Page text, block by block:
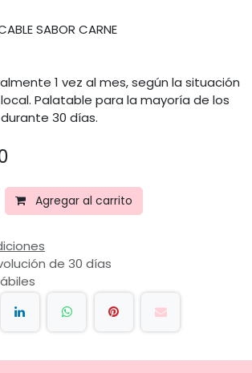
SABOR CARNE
1 vez al mes, según la situación
Palatable para la mayoría de los
30 días.
Agregar al carrito
de 30 días